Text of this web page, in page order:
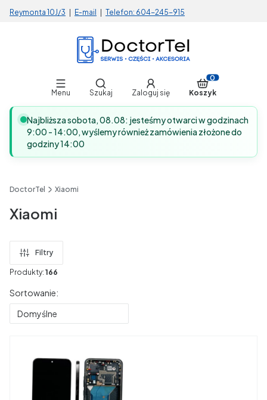
Reymonta 10J/3 E-mail Telefon: 604-245-915
Menu
Otwórz wyszukiwarkę
Szukaj Zaloguj się
Produkty w
Koszyk
Najbliższa sobota, 08.08: jesteśmy otwarci w godzinach
9:00 - 14:00, wyślemy również zamówienia złożone do
godziny 14:00
DoctorTel Xiaomi
Xiaomi
Filtry
Produkty: 166
Lista produktów
Sortowanie:
Domyślne